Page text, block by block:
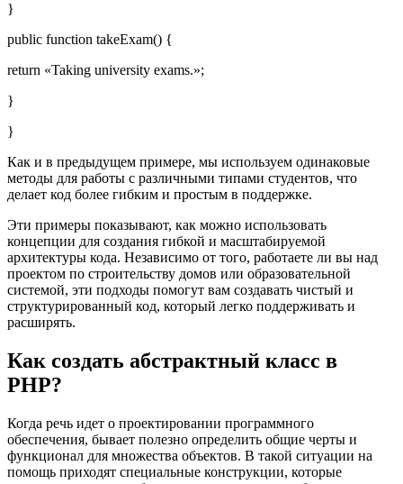
}
public function takeExam() {
return «Taking university exams.»;
}
}
Как и в предыдущем примере, мы используем одинаковые
методы для работы с различными типами студентов, что
делает код более гибким и простым в поддержке.
Эти примеры показывают, как можно использовать
концепции для создания гибкой и масштабируемой
архитектуры кода. Независимо от того, работаете ли вы над
проектом по строительству домов или образовательной
системой, эти подходы помогут вам создавать чистый и
структурированный код, который легко поддерживать и
расширять.
Как создать абстрактный класс в
PHP?
Когда речь идет о проектировании программного
обеспечения, бывает полезно определить общие черты и
функционал для множества объектов. В такой ситуации на
помощь приходят специальные конструкции, которые